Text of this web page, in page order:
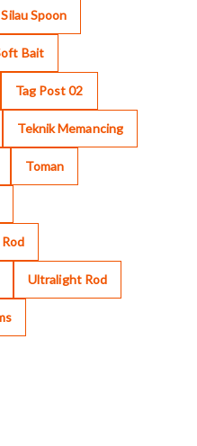
Silau Spoon
Bait
Tag Post 02
Teknik Memancing
Toman
Ultralight Rod